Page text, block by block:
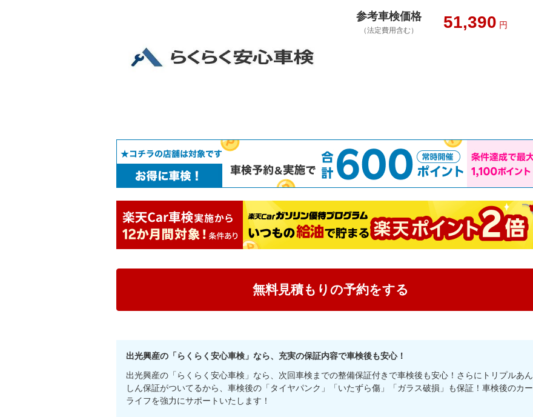
参考車検価格
（法定費用含む） 51,390 円
無料見積もりの予約をする
出光興産の「らくらく安心車検」なら、充実の保証内容で車検後も安心！
出光興産の「らくらく安心車検」なら、次回車検までの整備保証付きで車検後も安心！さらにトリプルあん
しん保証がついてるから、車検後の「タイヤパンク」「いたずら傷」「ガラス破損」も保証！車検後のカー
ライフを強力にサポートいたします！